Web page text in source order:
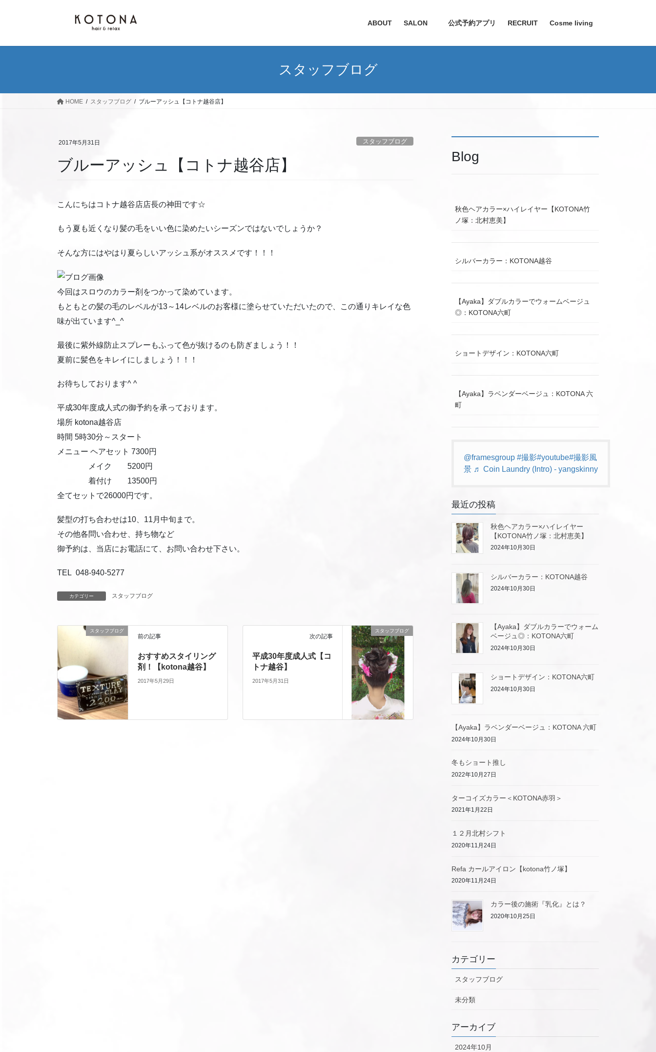
ABOUT SALON 公式予約アプリ RECRUIT Cosme living
スタッフブログ
HOME スタッフブログ ブルーアッシュ【コトナ越谷店】
2017年5月31日 スタッフブログ
ブルーアッシュ【コトナ越谷店】
こんにちはコトナ越谷店店長の神田です☆
もう夏も近くなり髪の毛をいい色に染めたいシーズンではないでしょうか？
そんな方にはやはり夏らしいアッシュ系がオススメです！！！
今回はスロウのカラー剤をつかって染めています。
もともとの髪の毛のレベルが13～14レベルのお客様に塗らせていただいたので、この通りキレイな色
味が出ています^_^
最後に紫外線防止スプレーもふって色が抜けるのも防ぎましょう！！
夏前に髪色をキレイにしましょう！！！
お待ちしております^ ^
平成30年度成人式の御予約を承っております。
場所 kotona越谷店
時間 5時30分～スタート
メニュー ヘアセット 7300円
メイク 5200円
着付け 13500円
全てセットで26000円です。
髪型の打ち合わせは10、11月中旬まで。
その他各問い合わせ、持ち物など
御予約は、当店にお電話にて、お問い合わせ下さい。
TEL 048-940-5277
カテゴリー スタッフブログ
スタッフブログ
前の記事
おすすめスタイリング
剤！【kotona越谷】
2017年5月29日
スタッフブログ
次の記事
平成30年度成人式【コ
トナ越谷】
2017年5月31日
Blog
秋色ヘアカラー×ハイレイヤー【KOTONA竹
ノ塚：北村恵美】
シルバーカラー：KOTONA越谷
【Ayaka】ダブルカラーでウォームベージュ
◎：KOTONA六町
ショートデザイン：KOTONA六町
【Ayaka】ラベンダーベージュ：KOTONA 六
町
@framesgroup #撮影#youtube#撮影風
景 ♬ Coin Laundry (Intro) - yangskinny
最近の投稿
秋色ヘアカラー×ハイレイヤー
【KOTONA竹ノ塚：北村恵美】
2024年10月30日
シルバーカラー：KOTONA越谷
2024年10月30日
【Ayaka】ダブルカラーでウォーム
ベージュ◎：KOTONA六町
2024年10月30日
ショートデザイン：KOTONA六町
2024年10月30日
【Ayaka】ラベンダーベージュ：KOTONA 六町
2024年10月30日
冬もショート推し
2022年10月27日
ターコイズカラー＜KOTONA赤羽＞
2021年1月22日
１２月北村シフト
2020年11月24日
Refa カールアイロン【kotona竹ノ塚】
2020年11月24日
カラー後の施術『乳化』とは？
2020年10月25日
カテゴリー
スタッフブログ
未分類
アーカイブ
2024年10月